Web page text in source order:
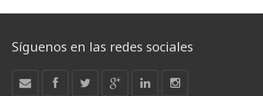
Síguenos en las redes sociales